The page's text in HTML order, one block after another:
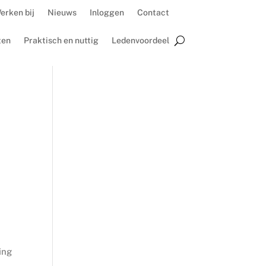
bij Nieuws Inloggen Contact
Praktisch en nuttig Ledenvoordeel